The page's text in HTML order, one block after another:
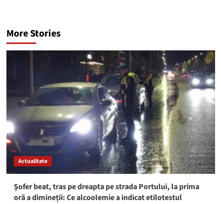
More Stories
Actualitate
Șofer beat, tras pe dreapta pe strada Portului, la prima
oră a dimineții: Ce alcoolemie a indicat etilotestul